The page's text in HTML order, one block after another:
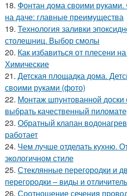
18. Фонтан дома своими
на даче: главные преимущества
19. Технология заливки
столешниц. Выбор смолы
20. Как избавиться от плесени
Химические
21. Детская площадка дома.
своими руками (фото)
22. Монтаж шпунтованной доски
выбрать качественный
23. Обратный клапан
работает
24. Чем лучше отделать кухню.
экологичном стиле
25. Стеклянные перегородки и
перегородки – виды и
26. Соотношение сечения